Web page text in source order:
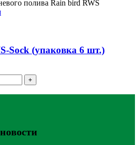
Sock (упаковка 6 шт.)